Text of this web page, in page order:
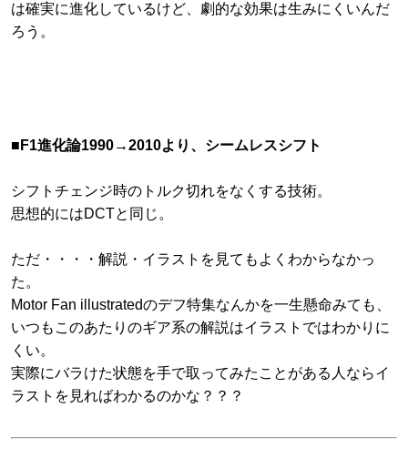
は確実に進化しているけど、劇的な効果は生みにくいんだ
ろう。
■F1進化論1990→2010より、シームレスシフト
シフトチェンジ時のトルク切れをなくする技術。
思想的にはDCTと同じ。
ただ・・・・解説・イラストを見てもよくわからなかっ
た。
Motor Fan illustratedのデフ特集なんかを一生懸命みても、
いつもこのあたりのギア系の解説はイラストではわかりに
くい。
実際にバラけた状態を手で取ってみたことがある人ならイ
ラストを見ればわかるのかな？？？